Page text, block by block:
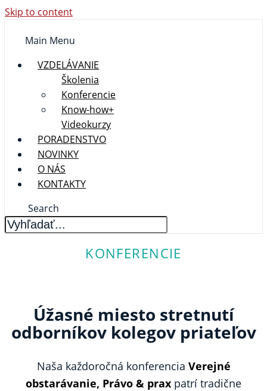
Skip to content
Main Menu
VZDELÁVANIE
Školenia
Konferencie
Know-how+
Videokurzy
PORADENSTVO
NOVINKY
O NÁS
KONTAKTY
Search
KONFERENCIE
Úžasné miesto stretnutí
odborníkov kolegov priateľov
Naša každoročná konferencia Verejné
obstarávanie, Právo & prax patrí tradične